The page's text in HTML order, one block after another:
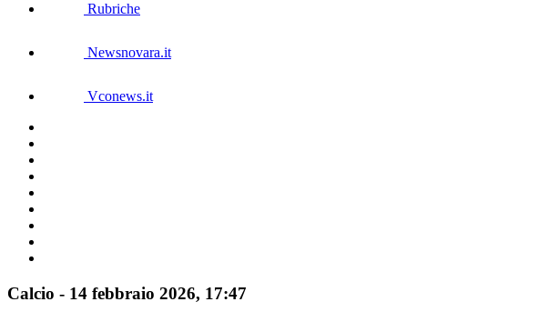
Rubriche
Newsnovara.it
Vconews.it
Calcio - 14 febbraio 2026, 17:47